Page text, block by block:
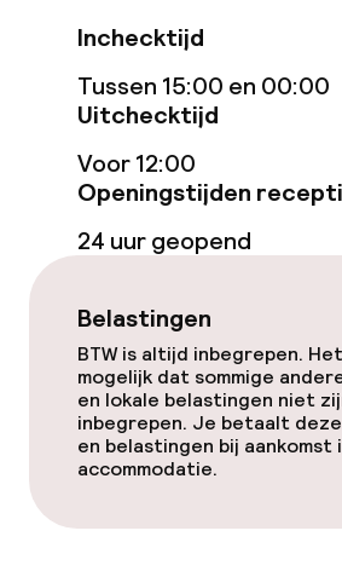
Restaurant
Bar
Eet- en drinkdiensten
Ontbijtbuffet
Faciliteiten en diensten
Babysitservice
Schoonmaakvoorzieningen
Inchecktijd
Tussen 15:00 en 00:00
Uitchecktijd
Voor 12:00
Openingstijden
24 uur geopend
Belastingen
BTW is altijd inbegrepen.
mogelijk dat sommige
en lokale belastingen niet
inbegrepen. Je betaalt
en belastingen bij aankomst
accommodatie.